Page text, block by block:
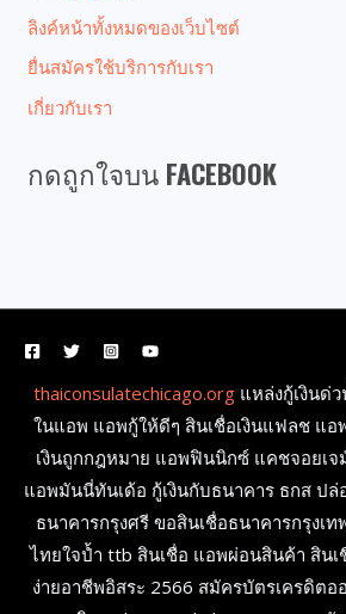
ลิงค์หน้าทั้งหมดของเว็บไซต์
ยื่นสมัครใช้บริการกับเรา
เกี่ยวกับเรา
กดถูกใจบน FACEBOOK
thaiconsulatechicago.orgแหล่งกู้เงินด่ว
ในแอพ แอพกู้ให้ดีๆ สินเชื่อเงินแฟลช แอ
เงินถูกกฎหมาย แอพฟินนิกซ์ แคชจอยเจ
แอพมันนี่ทันเด้อ กู้เงินกับธนาคาร ธกส ปล่
ธนาคารกรุงศรี ขอสินเชื่อธนาคารกรุงเ
ไทยใจป้ำ ttb สินเชื่อ แอพผ่อนสินค้า สิน
ง่ายอาชีพอิสระ 2566 สมัครบัตรเครดิต